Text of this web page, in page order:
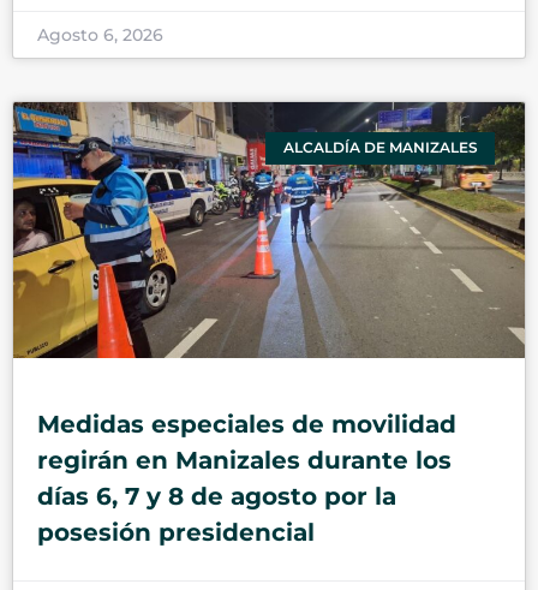
Agosto 6, 2026
ALCALDÍA DE MANIZALES
Medidas especiales de movilidad
regirán en Manizales durante los
días 6, 7 y 8 de agosto por la
posesión presidencial